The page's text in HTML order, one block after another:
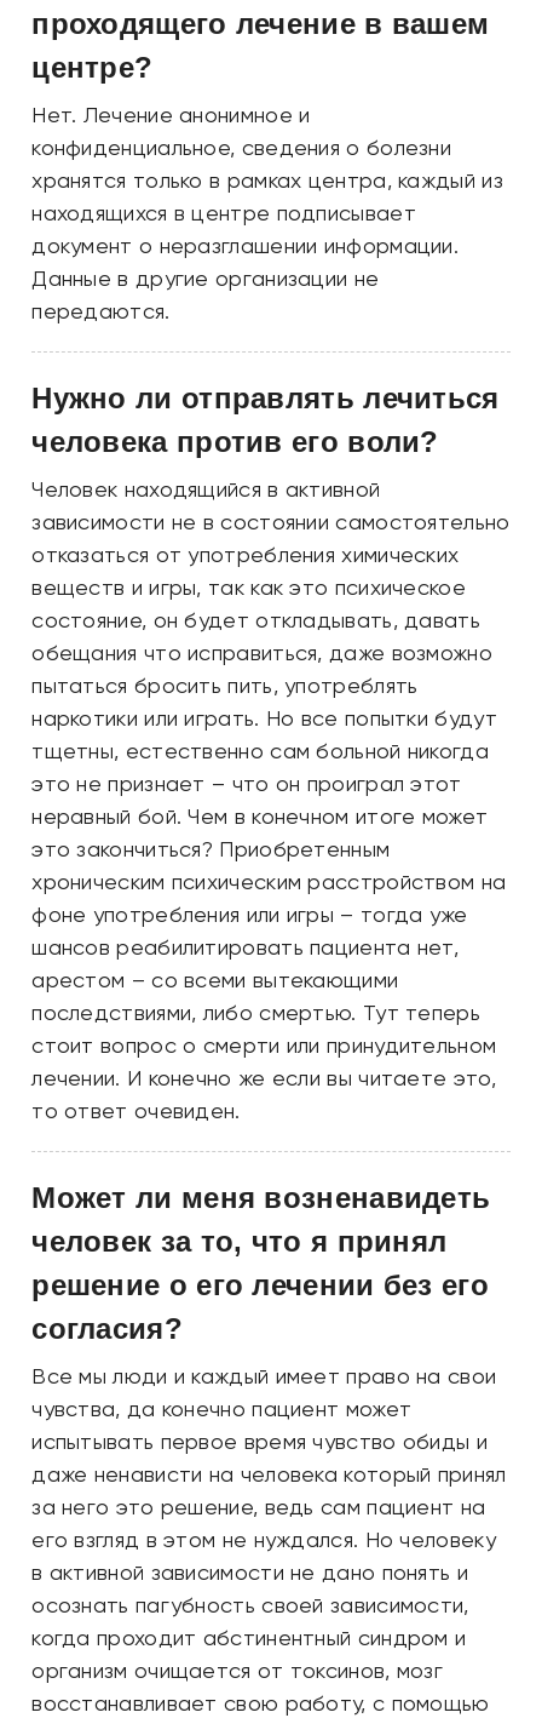
проходящего лечение в вашем
центре?
Нет. Лечение анонимное и
конфиденциальное, сведения о болезни
хранятся только в рамках центра, каждый из
находящихся в центре подписывает
документ о неразглашении информации.
Данные в другие организации не
передаются.
Нужно ли отправлять лечиться
человека против его воли?
Человек находящийся в активной
зависимости не в состоянии самостоятельно
отказаться от употребления химических
веществ и игры, так как это психическое
состояние, он будет откладывать, давать
обещания что исправиться, даже возможно
пытаться бросить пить, употреблять
наркотики или играть. Но все попытки будут
тщетны, естественно сам больной никогда
это не признает – что он проиграл этот
неравный бой. Чем в конечном итоге может
это закончиться? Приобретенным
хроническим психическим расстройством на
фоне употребления или игры – тогда уже
шансов реабилитировать пациента нет,
арестом – со всеми вытекающими
последствиями, либо смертью. Тут теперь
стоит вопрос о смерти или принудительном
лечении. И конечно же если вы читаете это,
то ответ очевиден.
Может ли меня возненавидеть
человек за то, что я принял
решение о его лечении без его
согласия?
Все мы люди и каждый имеет право на свои
чувства, да конечно пациент может
испытывать первое время чувство обиды и
даже ненависти на человека который принял
за него это решение, ведь сам пациент на
его взгляд в этом не нуждался. Но человеку
в активной зависимости не дано понять и
осознать пагубность своей зависимости,
когда проходит абстинентный синдром и
организм очищается от токсинов, мозг
восстанавливает свою работу, с помощью